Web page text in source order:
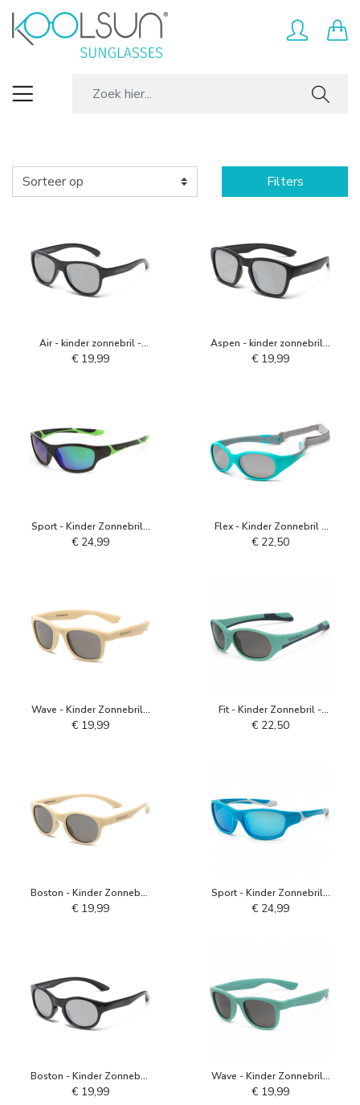
Filters
Air - kinder zonnebril -
Beluga Zwart
€ 19,99
Aspen - kinder zonnebril -
Zwart
€ 19,99
Sport - Kinder Zonnebril -
Zwart Lime
€ 24,99
Flex - Kinder Zonnebril -
Turquoise Grijs
€ 22,50
Wave - Kinder Zonnebril -
Amandel Beige
€ 19,99
Fit - Kinder Zonnebril -
Aqua Sea Navy
€ 22,50
Boston - Kinder Zonnebril
- Amandel Beige
€ 19,99
Sport - Kinder Zonnebril -
Turquoise Wit
€ 24,99
Boston - Kinder Zonnebril
- Zwart
€ 19,99
Wave - Kinder Zonnebril -
Aqua Sea
€ 19,99